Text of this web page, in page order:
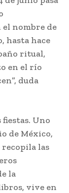
nombre de
hasta hace
ritual,
en el río
duda
Uno
de México,
recopila las
la
vive en